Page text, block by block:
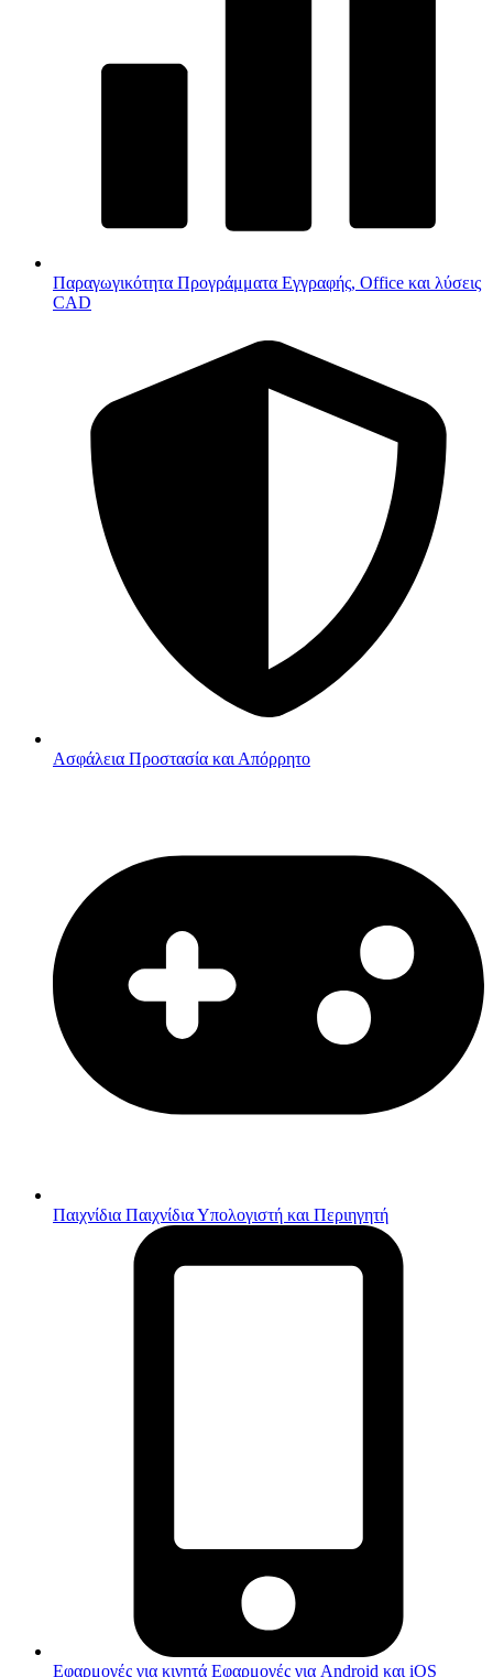
Παραγωγικότητα Προγράμματα Εγγραφής, Office και λύσεις
CAD
Ασφάλεια Προστασία και Απόρρητο
Παιχνίδια Παιχνίδια Υπολογιστή και Περιηγητή
Εφαρμογές για κινητά Εφαρμογές για Android και iOS